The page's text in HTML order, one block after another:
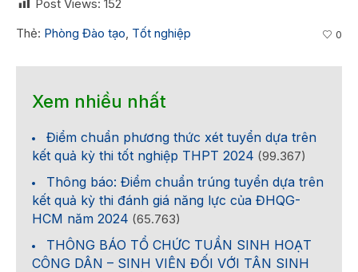
Post Views: 152
Thẻ: Phòng Đào tạo, Tốt nghiệp 0
Xem nhiều nhất
Điểm chuẩn phương thức xét tuyển dựa trên
kết quả kỳ thi tốt nghiệp THPT 2024 (99.367)
Thông báo: Điểm chuẩn trúng tuyển dựa trên
kết quả kỳ thi đánh giá năng lực của ĐHQG-
HCM năm 2024 (65.763)
THÔNG BÁO TỔ CHỨC TUẦN SINH HOẠT
CÔNG DÂN – SINH VIÊN ĐỐI VỚI TÂN SINH